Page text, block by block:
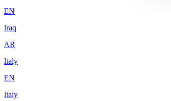
EN
Iraq
AR
Italy
EN
Italy